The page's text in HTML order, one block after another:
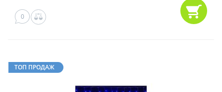
0
ТОП ПРОДАЖ